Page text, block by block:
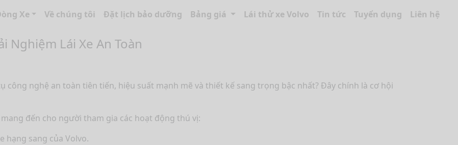
Xe Về chúng tôi Đặt lịch bảo dưỡng Bảng giá Lái thử xe Volvo Tin tức Tuyển dụng Liên hệ
Nghiệm Lái Xe An Toàn
công nghệ an toàn tiên tiến, hiệu suất mạnh mẽ và thiết kế sang trọng bậc nhất? Đây chính là cơ hội
đến cho người tham gia các hoạt động thú vị:
hạng sang của Volvo.